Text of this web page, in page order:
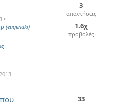
•
(eugenaki)
3
απαντήσεις
1.6χ
προβολές
33